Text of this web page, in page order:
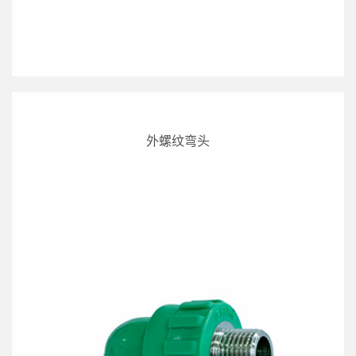
外螺纹弯头